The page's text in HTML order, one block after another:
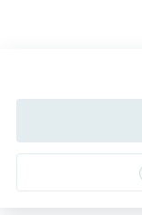
незначительно
особенностей